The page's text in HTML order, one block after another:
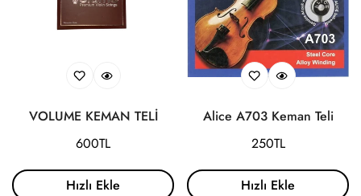
VOLUME KEMAN TELİ
Normal
600TL
Hızlı Ekle
Alice A703 Keman Teli
Normal
250TL
Hızlı Ekle